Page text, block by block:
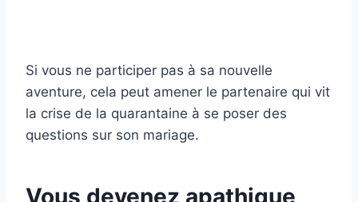
Si vous ne participer pas à sa nouvelle
aventure, cela peut amener le partenaire qui vit
la crise de la quarantaine à se poser des
questions sur son mariage.
Vous devenez apathique